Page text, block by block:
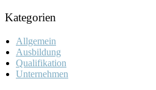
Kategorien
Allgemein
Ausbildung
Qualifikation
Unternehmen